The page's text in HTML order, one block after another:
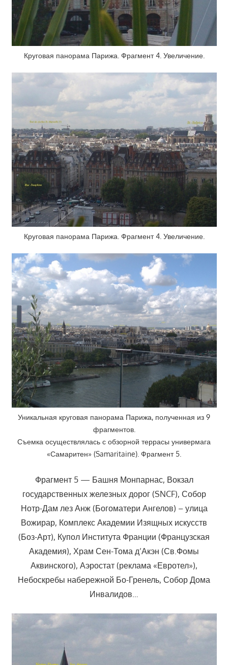
Круговая панорама Парижа. Фрагмент 4. Увеличение.
Круговая панорама Парижа. Фрагмент 4. Увеличение.
Уникальная круговая панорама Парижа, полученная из 9
фрагментов.
Съемка осуществлялась с обзорной террасы универмага
«Самаритен» (Samaritaine). Фрагмент 5.
Фрагмент 5 — Башня Монпарнас, Вокзал
государственных железных дорог (SNCF), Собор
Нотр-Дам лез Анж (Богоматери Ангелов) – улица
Вожирар, Комплекс Академии Изящных искусств
(Боз-Арт), Купол Института Франции (Французская
Академия), Храм Сен-Тома д’Акэн (Св.Фомы
Аквинского), Аэростат (реклама «Евротел»),
Небоскребы набережной Бо-Гренель, Собор Дома
Инвалидов…